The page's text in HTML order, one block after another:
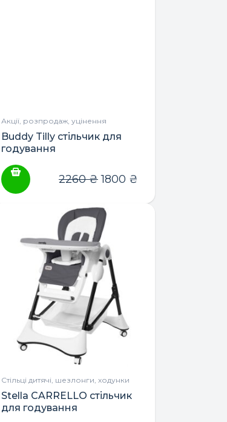
Акції, розпродаж, уцінення
Buddy Tilly стільчик для
годування
2260₴ 1800 ₴
Стільці дитячі, шезлонги, ходунки
Stella CARRELLO стільчик
для годування